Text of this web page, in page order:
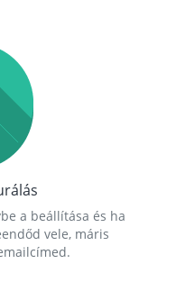
a beállítása és ha
vele, máris